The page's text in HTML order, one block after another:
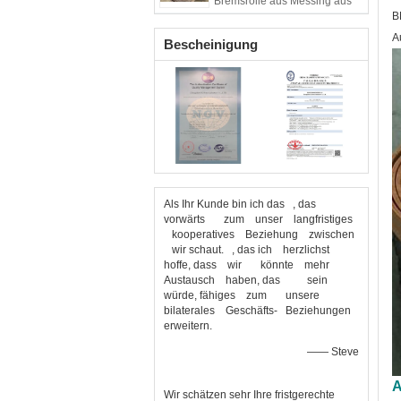
Asbest
Bescheinigung
Als Ihr Kunde bin ich das , das
vorwärts zum unser langfristiges
kooperatives Beziehung zwischen
wir schaut. , das ich herzlichst
hoffe, dass wir könnte mehr
Austausch haben, das sein
würde, fähiges zum unsere
bilaterales Geschäfts- Beziehungen
erweitern.
—— Steve
Wir schätzen sehr Ihre fristgerechte
B